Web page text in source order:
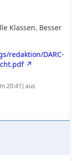
Klassen. Besser
redaktion/DARC-
20:41) aus